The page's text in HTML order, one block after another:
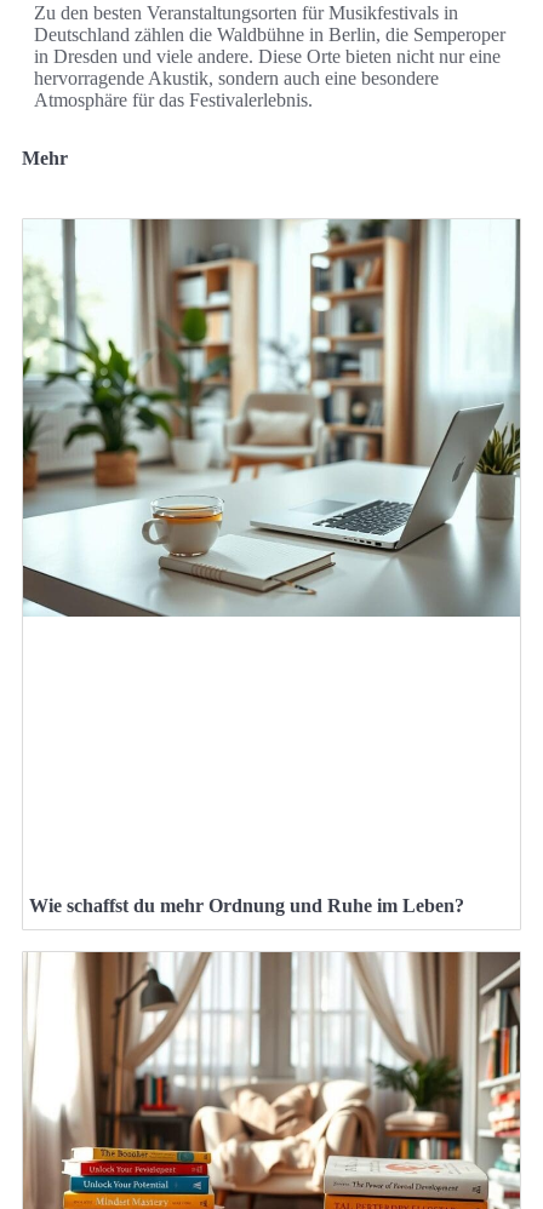
Zu den besten Veranstaltungsorten für Musikfestivals in
Deutschland zählen die Waldbühne in Berlin, die Semperoper
in Dresden und viele andere. Diese Orte bieten nicht nur eine
hervorragende Akustik, sondern auch eine besondere
Atmosphäre für das Festivalerlebnis.
Mehr
Wie schaffst du mehr Ordnung und Ruhe im Leben?